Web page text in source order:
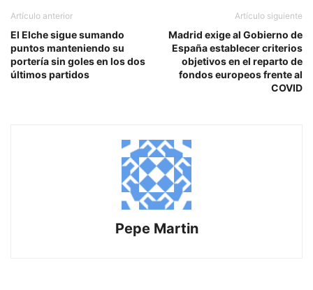
Artículo anterior
El Elche sigue sumando
puntos manteniendo su
portería sin goles en los dos
últimos partidos
Artículo siguiente
Madrid exige al Gobierno de
España establecer criterios
objetivos en el reparto de
fondos europeos frente al
COVID
Pepe Martin